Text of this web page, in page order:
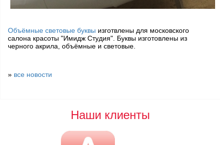
Объёмные световые буквы изготвлены для московского
салона красоты "Имидж Студия". Буквы изготовлены из
черного акрила, объёмные и световые.
» все новости
Наши клиенты